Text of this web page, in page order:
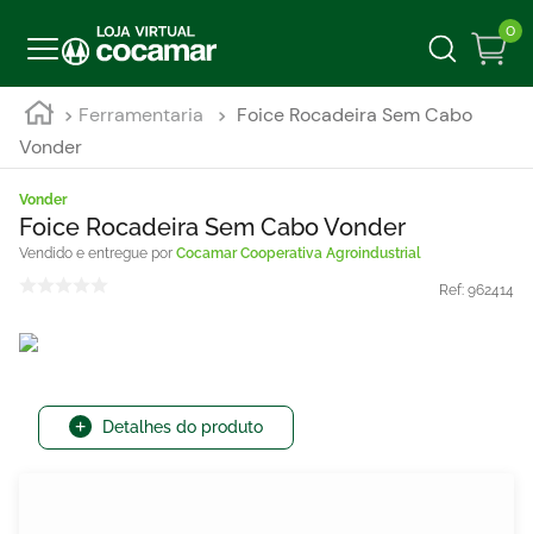
0
Ferramentaria
Foice Rocadeira Sem Cabo
Vonder
Vonder
Foice Rocadeira Sem Cabo Vonder
Cocamar Cooperativa Agroindustrial
Ref: 962414
Detalhes do produto